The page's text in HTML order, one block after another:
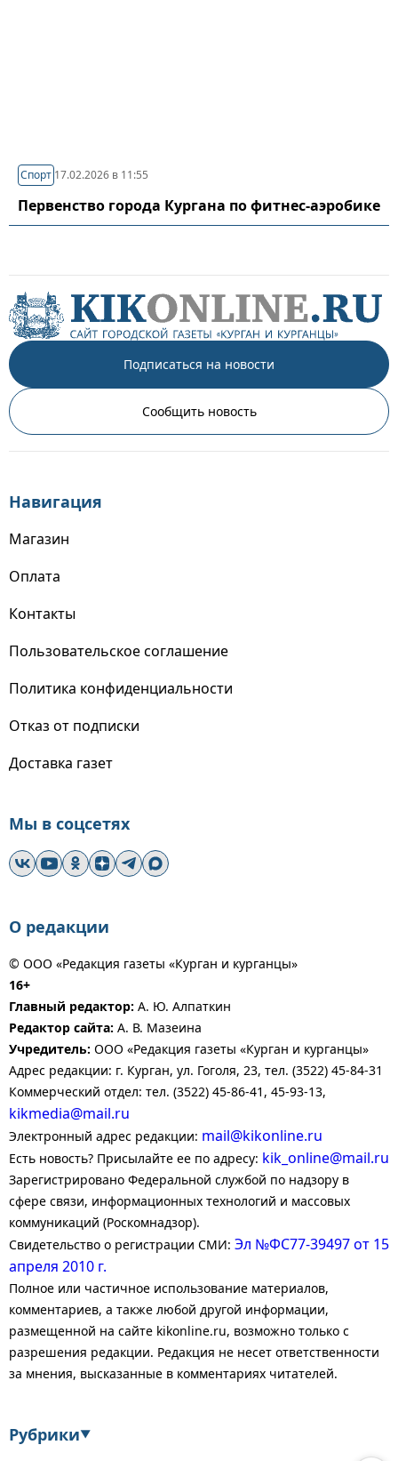
Спорт 17.02.2026 в 11:55
Первенство города Кургана по фитнес-аэробике
Подписаться на новости
Сообщить новость
Навигация
Магазин
Оплата
Контакты
Пользовательское соглашение
Политика конфиденциальности
Отказ от подписки
Доставка газет
Мы в соцсетях
О редакции
© ООО «Редакция газеты «Курган и курганцы»
16+
Главный редактор: А. Ю. Алпаткин
Редактор сайта: А. В. Мазеина
Учредитель: ООО «Редакция газеты «Курган и курганцы»
Адрес редакции: г. Курган, ул. Гоголя, 23, тел. (3522) 45-84-31
Коммерческий отдел: тел. (3522) 45-86-41, 45-93-13,
kikmedia@mail.ru
Электронный адрес редакции: mail@kikonline.ru
Есть новость? Присылайте ее по адресу: kik_online@mail.ru
Зарегистрировано Федеральной службой по надзору в
сфере связи, информационных технологий и массовых
коммуникаций (Роскомнадзор).
Свидетельство о регистрации СМИ: Эл №ФС77-39497 от 15
апреля 2010 г.
Полное или частичное использование материалов,
комментариев, а также любой другой информации,
размещенной на сайте kikonline.ru, возможно только с
разрешения редакции. Редакция не несет ответственности
за мнения, высказанные в комментариях читателей.
Рубрики▼